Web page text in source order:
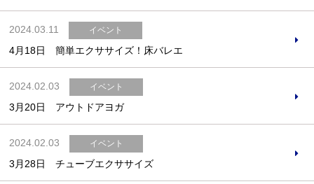
2024.03.11 イベント
4月18日 簡単エクササイズ！床バレエ
2024.02.03 イベント
3月20日 アウトドアヨガ
2024.02.03 イベント
3月28日 チューブエクササイズ